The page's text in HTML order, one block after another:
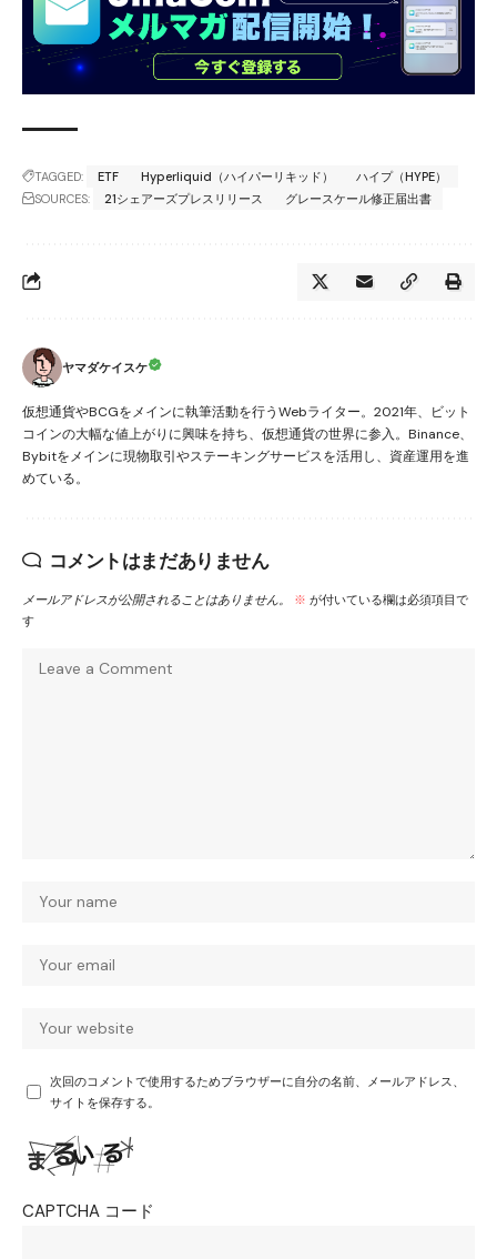
TAGGED: ETF Hyperliquid（ハイパーリキッド）
ハイプ（HYPE）
SOURCES:
21シェアーズプレスリリース グレースケール修正届出書
ヤマダケイスケ
仮想通貨やBCGをメインに執筆活動を行うWebライター。2021年、ビット
コインの大幅な値上がりに興味を持ち、仮想通貨の世界に参入。Binance、
Bybitをメインに現物取引やステーキングサービスを活用し、資産運用を進
めている。
コメントはまだありません
メールアドレスが公開されることはありません。 ※ が付いている欄は必須項目で
す
次回のコメントで使用するためブラウザーに自分の名前、メールアドレス、
サイトを保存する。
CAPTCHA コード